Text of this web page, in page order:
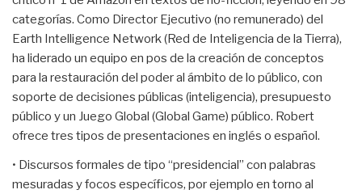
categorías. Como Director Ejecutivo (no remunerado) del
Earth Intelligence Network (Red de Inteligencia de la Tierra),
ha liderado un equipo en pos de la creación de conceptos
para la restauración del poder al ámbito de lo público, con
soporte de decisiones públicas (inteligencia), presupuesto
público y un Juego Global (Global Game) público. Robert
ofrece tres tipos de presentaciones en inglés o español.
• Discursos formales de tipo “presidencial” con palabras
mesuradas y focos específicos, por ejemplo en torno al